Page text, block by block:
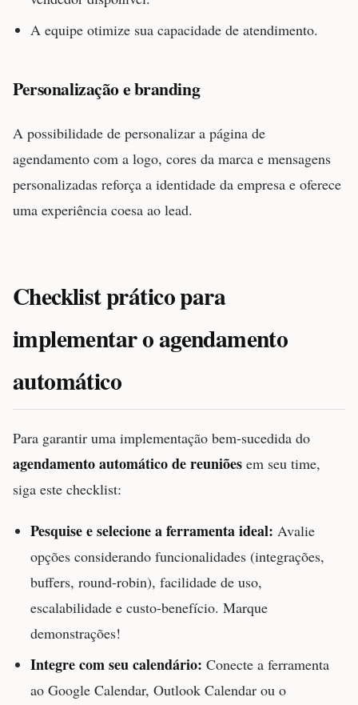
A equipe otimize sua capacidade de atendimento.
Personalização e branding
A possibilidade de personalizar a página de
agendamento com a logo, cores da marca e mensagens
personalizadas reforça a identidade da empresa e oferece
uma experiência coesa ao lead.
Checklist prático para
implementar o agendamento
automático
Para garantir uma implementação bem-sucedida do
agendamento automático de reuniões em seu time,
siga este checklist:
Pesquise e selecione a ferramenta ideal: Avalie
opções considerando funcionalidades (integrações,
buffers, round-robin), facilidade de uso,
escalabilidade e custo-benefício. Marque
demonstrações!
Integre com seu calendário: Conecte a ferramenta
ao Google Calendar, Outlook Calendar ou o